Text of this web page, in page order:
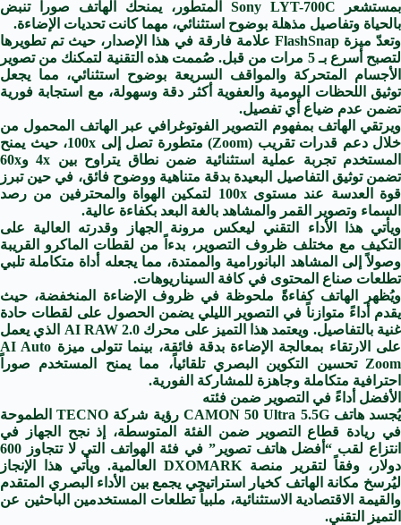
بمستشعر Sony LYT-700C المتطور، يمنحك الهاتف صوراً تنبض
بالحياة وتفاصيل مذهلة بوضوح استثنائي، مهما كانت تحديات الإضاءة.
وتعدّ ميزة FlashSnap علامة فارقة في هذا الإصدار، حيث تم تطويرها
لتصبح أسرع بـ 5 مرات من قبل. صُممت هذه التقنية لتمكنك من تصوير
الأجسام المتحركة والمواقف السريعة بوضوح استثنائي، مما يجعل
توثيق اللحظات اليومية والعفوية أكثر دقة وسهولة، مع استجابة فورية
تضمن عدم ضياع أي تفصيل.
ويرتقي الهاتف بمفهوم التصوير الفوتوغرافي عبر الهاتف المحمول من
خلال دعم قدرات تقريب (Zoom) متطورة تصل إلى 100x، حيث يمنح
المستخدم تجربة عملية استثنائية ضمن نطاق يتراوح بين 4x و60x
تضمن توثيق التفاصيل البعيدة بدقة متناهية ووضوح فائق، في حين تبرز
قوة العدسة عند مستوى 100x لتمكين الهواة والمحترفين من رصد
السماء وتصوير القمر والمشاهد بالغة البعد بكفاءة عالية.
ويأتي هذا الأداء التقني ليعكس مرونة الجهاز وقدرته العالية على
التكيف مع مختلف ظروف التصوير، بدءاً من لقطات الماكرو القريبة
وصولاً إلى المشاهد البانورامية والممتدة، مما يجعله أداة متكاملة تلبي
تطلعات صناع المحتوى في كافة السيناريوهات.
ويُظهر الهاتف كفاءةً ملحوظة في ظروف الإضاءة المنخفضة، حيث
يقدم أداءً متوازناً في التصوير الليلي يضمن الحصول على لقطات حادة
غنية بالتفاصيل. ويعتمد هذا التميز على محرك AI RAW 2.0 الذي يعمل
على الارتقاء بمعالجة الإضاءة بدقة فائقة، بينما تتولى ميزة AI Auto
Zoom تحسين التكوين البصري تلقائياً، مما يمنح المستخدم صوراً
احترافية متكاملة وجاهزة للمشاركة الفورية.
الأفضل أداءً في التصوير ضمن فئته
يُجسد هاتف CAMON 50 Ultra 5.5G رؤية شركة TECNO الطموحة
في ريادة قطاع التصوير ضمن الفئة المتوسطة، إذ نجح الجهاز في
انتزاع لقب “أفضل هاتف تصوير” في فئة الهواتف التي لا تتجاوز 600
دولار، وفقاً لتقرير منصة DXOMARK العالمية. ويأتي هذا الإنجاز
ليُرسخ مكانة الهاتف كخيار استراتيجي يجمع بين الأداء البصري المتقدم
والقيمة الاقتصادية الاستثنائية، ملبياً تطلعات المستخدمين الباحثين عن
التميز التقني.